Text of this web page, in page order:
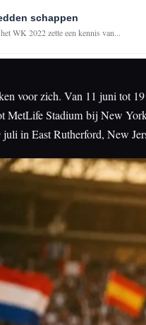
schappen
WK 2022 zette een kennis van...
voor zich. Van 11 juni tot
MetLife Stadium bij New
in East Rutherford, New